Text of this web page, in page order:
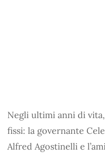
Negli ultimi anni di
fissi: la governante
Alfred Agostinelli e